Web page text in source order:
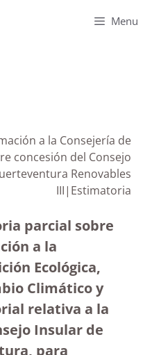
Menu
a la Consejería de
concesión del Consejo
Renovables
III|Estimatoria
parcial sobre
a la
Ecológica,
Climático y
relativa a la
Insular de
para